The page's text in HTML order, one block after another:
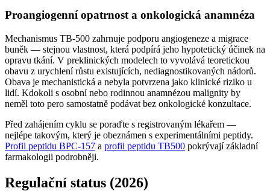
Proangiogenní opatrnost a onkologická anamnéza
Mechanismus TB-500 zahrnuje podporu angiogeneze a migrace
buněk — stejnou vlastnost, která podpírá jeho hypotetický účinek na
opravu tkání. V preklinických modelech to vyvolává teoretickou
obavu z urychlení růstu existujících, nediagnostikovaných nádorů.
Obava je mechanistická a nebyla potvrzena jako klinické riziko u
lidí. Kdokoli s osobní nebo rodinnou anamnézou malignity by
neměl toto pero samostatně podávat bez onkologické konzultace.
Před zahájením cyklu se poraďte s registrovaným lékařem —
nejlépe takovým, který je obeznámen s experimentálními peptidy.
Profil peptidu BPC-157 a profil peptidu TB500 pokrývají základní
farmakologii podrobněji.
Regulační status (2026)